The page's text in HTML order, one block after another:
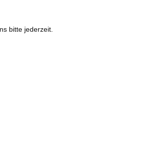
bitte jederzeit.